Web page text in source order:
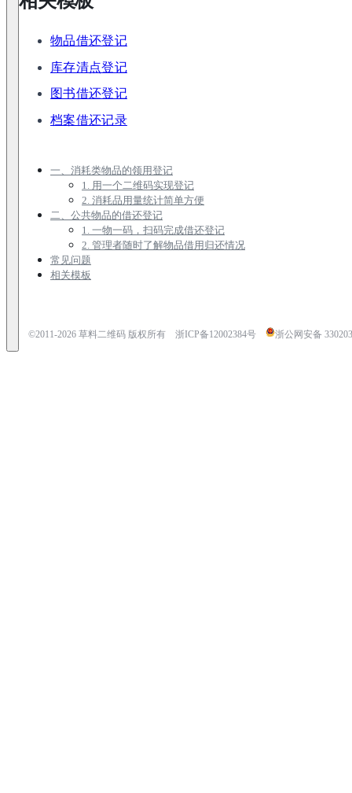
物品借还登记
库存清点登记
图书借还登记
档案借还记录
一、消耗类物品的领用登记
1. 用一个二维码实现登记
2. 消耗品用量统计简单方便
二、公共物品的借还登记
1. 一物一码，扫码完成借还登记
2. 管理者随时了解物品借用归还情况
常见问题
相关模板
©2011-2026草料二维码 版权所有 浙ICP备12002384号 浙公网安备